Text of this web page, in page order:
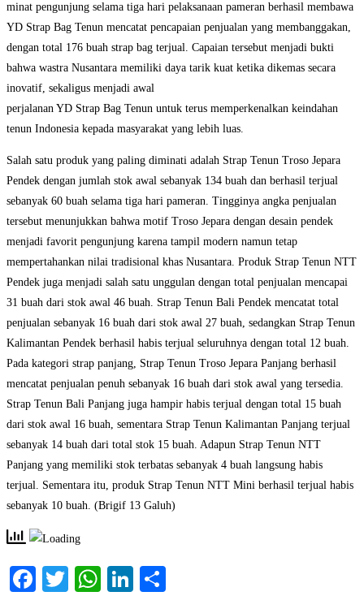
minat pengunjung selama tiga hari pelaksanaan pameran berhasil membawa
YD Strap Bag Tenun mencatat pencapaian penjualan yang membanggakan,
dengan total 176 buah strap bag terjual. Capaian tersebut menjadi bukti
bahwa wastra Nusantara memiliki daya tarik kuat ketika dikemas secara
inovatif, sekaligus menjadi awal
perjalanan YD Strap Bag Tenun untuk terus memperkenalkan keindahan
tenun Indonesia kepada masyarakat yang lebih luas.
Salah satu produk yang paling diminati adalah Strap Tenun Troso Jepara
Pendek dengan jumlah stok awal sebanyak 134 buah dan berhasil terjual
sebanyak 60 buah selama tiga hari pameran. Tingginya angka penjualan
tersebut menunjukkan bahwa motif Troso Jepara dengan desain pendek
menjadi favorit pengunjung karena tampil modern namun tetap
mempertahankan nilai tradisional khas Nusantara. Produk Strap Tenun NTT
Pendek juga menjadi salah satu unggulan dengan total penjualan mencapai
31 buah dari stok awal 46 buah. Strap Tenun Bali Pendek mencatat total
penjualan sebanyak 16 buah dari stok awal 27 buah, sedangkan Strap Tenun
Kalimantan Pendek berhasil habis terjual seluruhnya dengan total 12 buah.
Pada kategori strap panjang, Strap Tenun Troso Jepara Panjang berhasil
mencatat penjualan penuh sebanyak 16 buah dari stok awal yang tersedia.
Strap Tenun Bali Panjang juga hampir habis terjual dengan total 15 buah
dari stok awal 16 buah, sementara Strap Tenun Kalimantan Panjang terjual
sebanyak 14 buah dari total stok 15 buah. Adapun Strap Tenun NTT
Panjang yang memiliki stok terbatas sebanyak 4 buah langsung habis
terjual. Sementara itu, produk Strap Tenun NTT Mini berhasil terjual habis
sebanyak 10 buah. (Brigif 13 Galuh)
Facebook
TwitterWhatsApp
LinkedIn